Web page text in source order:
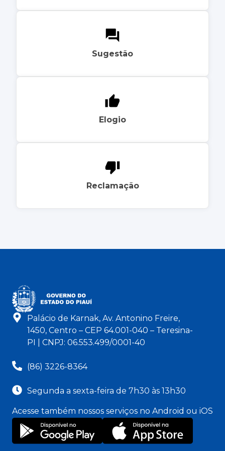
Sugestão
Elogio
Reclamação
Palácio de Karnak, Av. Antonino Freire,
1450, Centro – CEP 64.001-040 – Teresina-
PI | CNPJ: 06.553.499/0001-40
(86) 3226-8364
Segunda a sexta-feira de 7h30 às 13h30
Acesse também nossos serviços no Android ou iOS